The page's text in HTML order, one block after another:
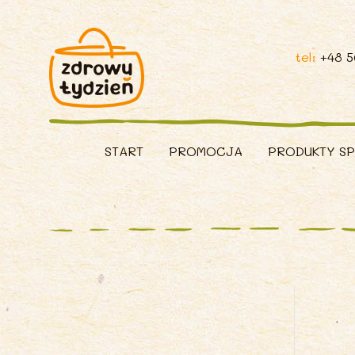
tel: +48
START PROMOCJA PRODUKTY